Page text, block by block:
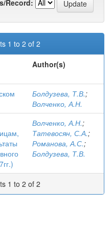
Record:
1 to 2 of 2
Author(s)
Болдузева, Т.В.;
Волченко, А.Н.
Волченко, А.Н.;
Татевосян, С.А.;
Романова, А.С.;
Болдузева, Т.В.
1 to 2 of 2